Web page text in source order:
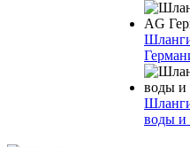
воды и